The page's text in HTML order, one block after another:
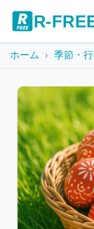
R-
ホーム 季節・